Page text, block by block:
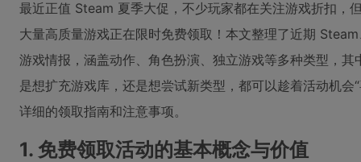
最近正值 Steam 夏季大促，不少玩家都在关注游戏折扣，
大量高质量游戏正在限时免费领取！本文整理了近期
游戏情报，涵盖动作、角色扮演、独立游戏等多种类型，
是想扩充游戏库，还是想尝试新类型，都可以趁着活动机会
详细的领取指南和注意事项。
1. 免费领取活动的基本概念与价值